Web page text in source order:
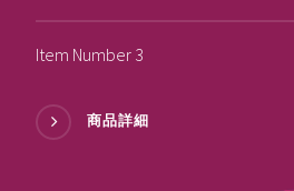
Item Number 3
商品詳細